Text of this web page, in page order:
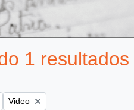
1 resultados
Remove filter:
Video